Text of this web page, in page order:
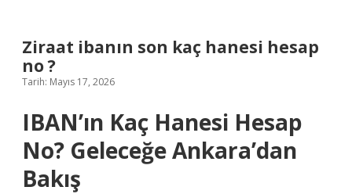
Ziraat ibanın son kaç hanesi hesap
no ?
Tarih: Mayıs 17, 2026
IBAN’ın Kaç Hanesi Hesap
No? Geleceğe Ankara’dan
Bakış